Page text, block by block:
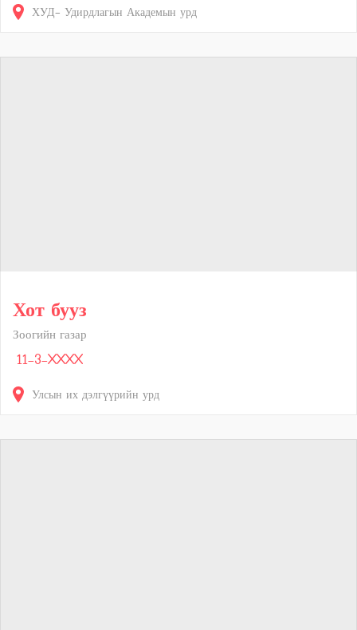
ХУД- Удирдлагын Академын урд
Хот бууз
Зоогийн газар
11-3-XXXX
Улсын их дэлгүүрийн урд